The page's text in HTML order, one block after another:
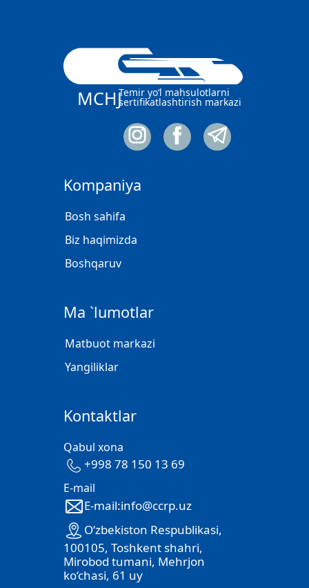
MCHJTemir yo‘l mahsulotlarni
sertifikatlashtirish markazi
Kompaniya
Bosh sahifa
Biz haqimizda
Boshqaruv
Ma `lumotlar
Matbuot markazi
Yangiliklar
Kontaktlar
Qabul xona
+998 78 150 13 69
E-mail
E-mail:info@ccrp.uz
O‘zbekiston Respublikasi,
100105, Toshkent shahri,
Mirobod tumani, Mehrjon
ko‘chasi, 61 uy